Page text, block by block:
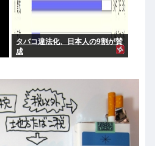
タバコ違法化、日本人の9割が賛
成